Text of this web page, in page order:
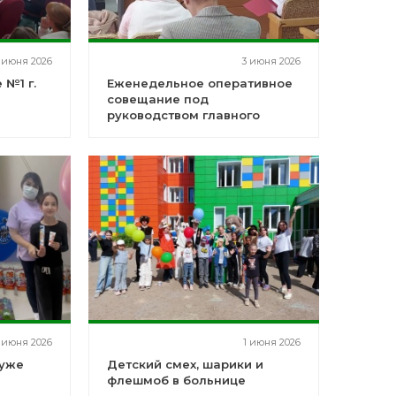
2026
№1 г.
3 июня 2026
Еженедельное оперативное
совещание под
руководством главного
июня 2026 1 июня 2026
Детский смех, шарики и
флешмоб в больнице